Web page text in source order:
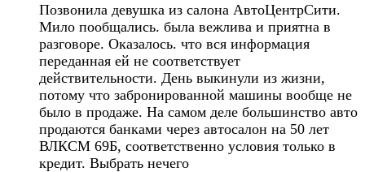
Позвонила девушка из салона АвтоЦентрСити.
Мило пообщались. была вежлива и приятна в
разговоре. Оказалось. что вся информация
переданная ей не соответствует
действительности. День выкинули из жизни,
потому что забронированной машины вообще не
было в продаже. На самом деле большинство авто
продаются банками через автосалон на 50 лет
ВЛКСМ 69Б, соответственно условия только в
кредит. Выбрать нечего